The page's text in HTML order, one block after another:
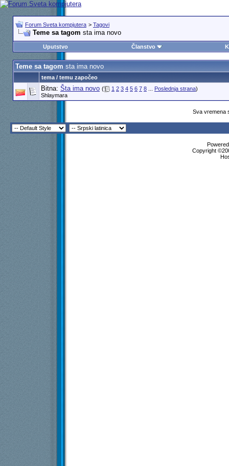
Forum Sveta kompjutera > Tagovi
Teme sa tagom sta ima novo
Uputstvo Članstvo
Teme sa tagom sta ima novo
tema / temu započeo
Bitna: Šta ima novo ( 1 2 3 4 5 6 7 8... Poslednja strana)
Shlaymara
Sva vremena
Copyright